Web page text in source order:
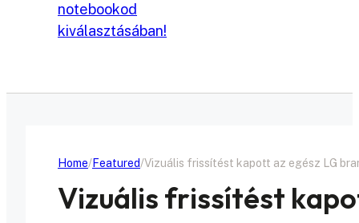
notebookod
kiválasztásában!
Home Featured Vizuális frissítést kapott az egész LG
Vizuális frissítést